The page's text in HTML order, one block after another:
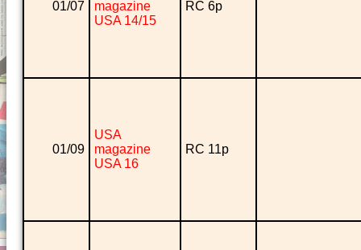
01/07
magazine
USA 14/15
RC 6p
01/09
USA
magazine
USA 16
RC 11p